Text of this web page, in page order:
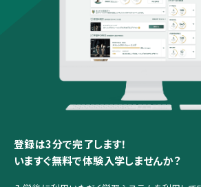
登録は3分で完了します！
いますぐ無料で体験入学しませんか？